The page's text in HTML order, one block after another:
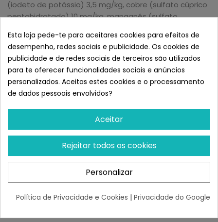
(iodeto de potássio) 3,5 mg/kg, cobre (sulfato cúprico
pentahidratado) 10 mg/kg, manganês (sulfato
de zinco) 150 mg/kg, selénio (selenito de sódio) 0,2
mg/kg, taurina 500 mg/kg, L-carnitina 40 mg/kg.
ADITIVOS TECNOLÓGICOS:
Antioxidantes: extractos naturais ricos em tocoferóis.
Esta loja pede-te para aceitares cookies para efeitos de
desempenho, redes sociais e publicidade. Os cookies de
publicidade e de redes sociais de terceiros são utilizados
para te oferecer funcionalidades sociais e anúncios
personalizados. Aceitas estes cookies e o processamento
de dados pessoais envolvidos?
Aceitar
Rejeitar todos os cookies
Personalizar
Política de Privacidade e Cookies | Privacidade do Google